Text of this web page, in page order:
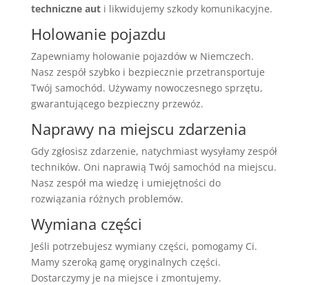
techniczne auti likwidujemy szkody komunikacyjne.
Holowanie pojazdu
Zapewniamy holowanie pojazdów w Niemczech.
Nasz zespół szybko i bezpiecznie przetransportuje
Twój samochód. Używamy nowoczesnego sprzętu,
gwarantującego bezpieczny przewóz.
Naprawy na miejscu zdarzenia
Gdy zgłosisz zdarzenie, natychmiast wysyłamy zespół
techników. Oni naprawią Twój samochód na miejscu.
Nasz zespół ma wiedzę i umiejętności do
rozwiązania różnych problemów.
Wymiana części
Jeśli potrzebujesz wymiany części, pomogamy Ci.
Mamy szeroką gamę oryginalnych części.
Dostarczymy je na miejsce i zmontujemy.